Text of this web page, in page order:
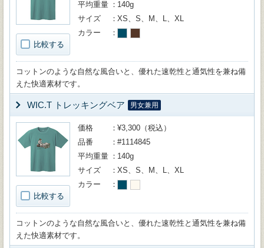
比較する
平均重量
140g
サイズ
XS、S、M、L、XL
カラー
コットンのような自然な風合いと、優れた速乾性と通気性を兼ね備
えた快適素材です。
WIC.T トレッキングベア 男女兼用
比較する
価格
¥3,300（税込）
品番
#1114845
平均重量
140g
サイズ
XS、S、M、L、XL
カラー
コットンのような自然な風合いと、優れた速乾性と通気性を兼ね備
えた快適素材です。